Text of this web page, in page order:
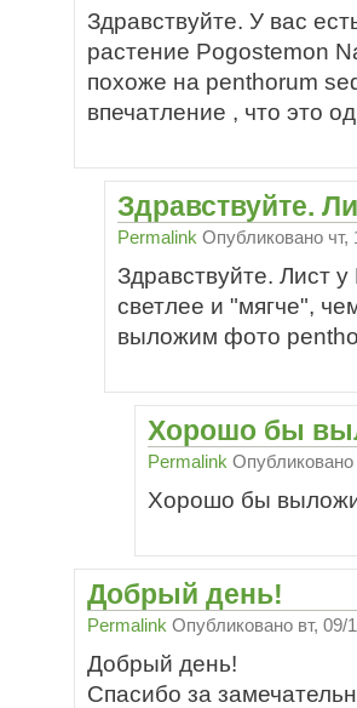
Здравствуйте. У вас
растение Pogostemon
похоже на penthorum
впечатление , что это
Здравствуйте.
Permalink Опубликовано чт,
Здравствуйте. Лист
светлее и "мягче",
выложим фото
Хорошо бы
Permalink
Хорошо бы
Добрый день!
Permalink Опубликовано вт, 09/
Добрый день!
Спасибо за